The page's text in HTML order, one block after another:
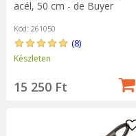
acél, 50 cm - de Buyer
Kód: 261050
(8)
Készleten
15 250 Ft